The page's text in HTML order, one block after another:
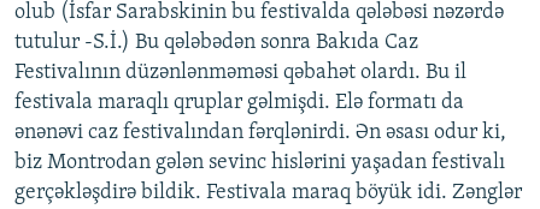
olub (İsfar Sarabskinin bu festivalda qələbəsi nəzərdə
tutulur -S.İ.) Bu qələbədən sonra Bakıda Caz
Festivalının düzənlənməməsi qəbahət olardı. Bu il
festivala maraqlı qruplar gəlmişdi. Elə formatı da
ənənəvi caz festivalından fərqlənirdi. Ən əsası odur ki,
biz Montrodan gələn sevinc hislərini yaşadan festivalı
gerçəkləşdirə bildik. Festivala maraq böyük idi. Zənglər